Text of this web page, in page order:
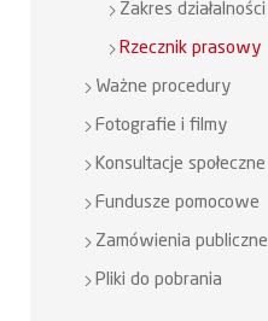
Zakres działalności
Rzecznik prasowy
Ważne procedury
Fotografie i filmy
Konsultacje społeczne
Fundusze pomocowe
Zamówienia publiczne
Pliki do pobrania